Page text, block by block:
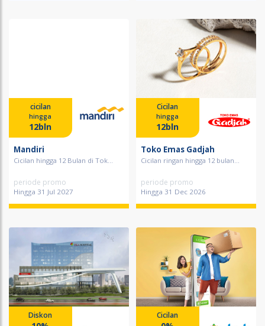
cicilan
hingga
12bln
Mandiri
Cicilan hingga 12 Bulan di Tok...
periode promo
Hingga 31 Jul 2027
Cicilan
hingga
12bln
Toko Emas Gadjah
Cicilan ringan hingga 12 bulan...
periode promo
Hingga 31 Dec 2026
Diskon Cicilan